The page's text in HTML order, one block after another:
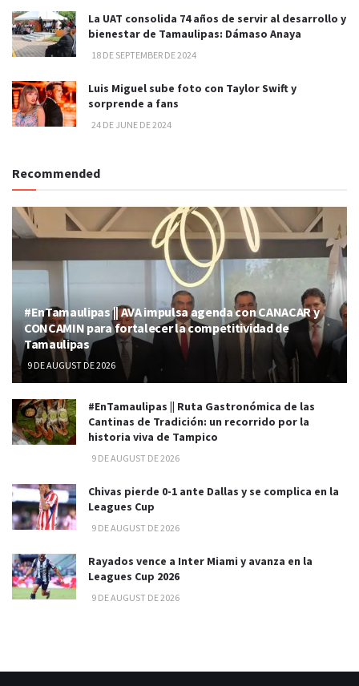
La UAT consolida 74 años de servir al desarrollo y
bienestar de Tamaulipas: Dámaso Anaya
18 DE SEPTEMBER DE 2024
Luis Miguel sube foto con Taylor Swift y
sorprende a fans
24 DE JUNE DE 2024
Recommended
#EnTamaulipas || AVA impulsa agenda con CANACAR y
CONCAMIN para fortalecer la competitividad de
Tamaulipas
9 DE AUGUST DE 2026
#EnTamaulipas || Ruta Gastronómica de las
Cantinas de Tradición: un recorrido por la
historia viva de Tampico
9 DE AUGUST DE 2026
Chivas pierde 0-1 ante Dallas y se complica en la
Leagues Cup
9 DE AUGUST DE 2026
Rayados vence a Inter Miami y avanza en la
Leagues Cup 2026
9 DE AUGUST DE 2026